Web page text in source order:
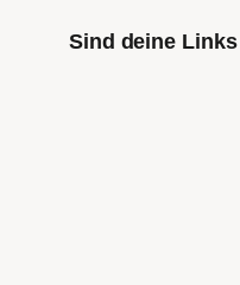
Sind deine